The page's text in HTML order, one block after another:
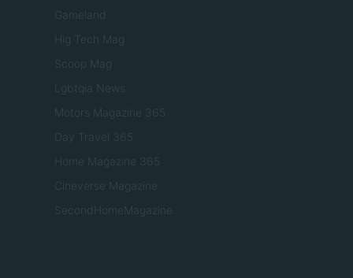
Gameland
Hig Tech Mag
Scoop Mag
Lgbtqia News
Motors Magazine 365
Day Travel 365
Home Magazine 365
Cineverse Magazine
SecondHomeMagazine